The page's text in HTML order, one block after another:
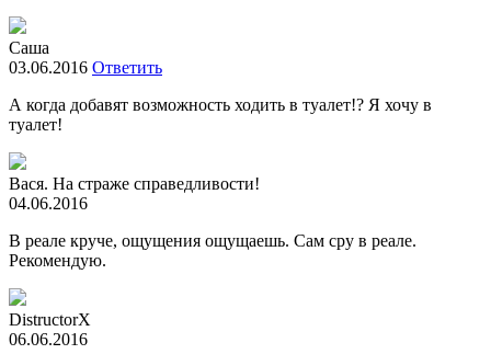
Саша
03.06.2016 Ответить
А когда добавят возможность ходить в туалет!? Я хочу в
туалет!
Вася. На страже справедливости!
04.06.2016
В реале круче, ощущения ощущаешь. Сам сру в реале.
Рекомендую.
DistructorX
06.06.2016